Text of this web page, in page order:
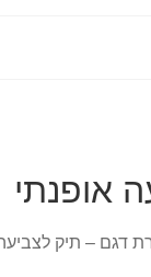
אופנתי
דגם – תיק